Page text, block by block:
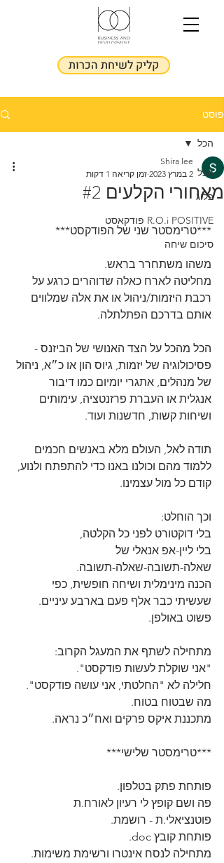
קליק לשיחת הכרות
פוסט
הכל
בלוג
R.O.i POSITIVE פודקאסט
סיכום שיחה
הכל
מאחורי הקלעים #2
Shira lee
2 במרץ 2023
זמן קריאה 1 דקות
***טרימסטר שני של הפודקסט***
משהו משתחרר בראש.
מחליטה לארח כאלה שדוהרים כרגע על
רכבת היזמות/ניהול או את אלה שמלווים
אותם בדרכם הפתלתלה.
הכל מהכל על הצד האנושי של הביזנס -
פסיכולוגיה של יזמות, גיוס הון או כ״א, ניהול
של מנהלים, אתגרי יומיום כמו דיבור
אנגלית או העברת פרזנטציה, עימותים
ושיחות קשות, חדשנות ועוד.
תודה לאל, העולם מלא באנשים חכמים
ללמוד מהם וכולנו באנו כדי להתפתח ולנוע,
קודם כל מול עצמינו.
וכך הוחלט:
בלי דוקטורט לפני כל הקלטה,
בלי ליין-אפ אנאלי של
שאלה-תשובה-שאלה-תשובה.
הכנה מינימלית ושיחה חופשית, כפי
שעשיתי כבר אלף פעם בארבע עיניים.
פשוט באולפן.
מתחילה לשתף את המעגל הקרוב:
"אני שוקלת לעשות פודקסט".
חלילה לא "החלטתי, אני עושה פודקסט".
מה שבטוח בטוח.
מתכננת איקס פרקים ואח״כ נראה.
***טרימסטר שלישי***
פותחת פתק בטלפון.
פה ושם קופץ לי רעיון לאורח.ת
פוטנציאלי.ת - רושמת.
פותחת קובץ doc.
מתחילה לנסח אינטרו ורשימת משימות.